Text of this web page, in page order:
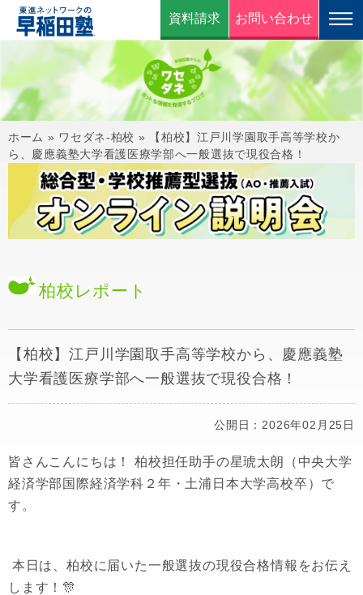
資料請求 お問い合わせ
ホーム » ワセダネ-柏校 »
【柏校】江戸川学園取手高等学校か
ら、慶應義塾大学看護医療学部へ一般選抜で現役合格！
柏校 レポート
【柏校】江戸川学園取手高等学校から、慶應義塾
大学看護医療学部へ一般選抜で現役合格！
公開日：2026年02月25日
皆さんこんにちは！ 柏校担任助手の星琥太朗（中央大学
経済学部国際経済学科２年・土浦日本大学高校卒）で
す。
本日は、柏校に届いた一般選抜の現役合格情報をお伝え
します！🎊